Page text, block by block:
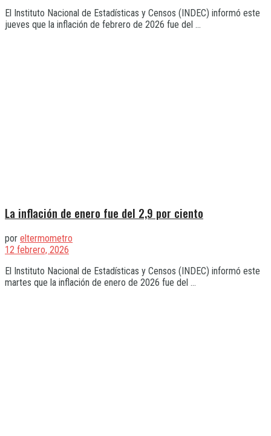
El Instituto Nacional de Estadísticas y Censos (INDEC) informó este
jueves que la inflación de febrero de 2026 fue del ...
La inflación de enero fue del 2,9 por ciento
por eltermometro
12 febrero, 2026
El Instituto Nacional de Estadísticas y Censos (INDEC) informó este
martes que la inflación de enero de 2026 fue del ...